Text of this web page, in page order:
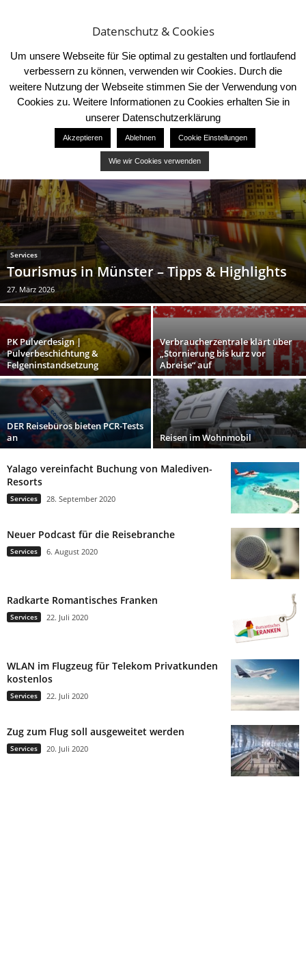
Services
Tourismus in Münster – Tipps & Highlights
27. März 2026
PK Pulverdesign |
Pulverbeschichtung &
Felgeninstandsetzung
Verbraucherzentrale klärt über
„Stornierung bis kurz vor
Abreise“ auf
DER Reisebüros bieten PCR-Tests
an
Reisen im Wohnmobil
Yalago vereinfacht Buchung von Malediven-
Resorts
Services 28. September 2020
Neuer Podcast für die Reisebranche
Services 6. August 2020
Radkarte Romantisches Franken
Services 22. Juli 2020
WLAN im Flugzeug für Telekom Privatkunden
kostenlos
Services 22. Juli 2020
Zug zum Flug soll ausgeweitet werden
Services 20. Juli 2020
Datenschutz & Cookies
Um unsere Webseite für Sie optimal zu gestalten und fortlaufend
verbessern zu können, verwenden wir Cookies. Durch die
weitere Nutzung der Webseite stimmen Sie der Verwendung von
Cookies zu. Weitere Informationen zu Cookies erhalten Sie in
unserer Datenschutzerklärung
Akzeptieren Ablehnen Cookie Einstellungen
Wie wir Cookies verwenden